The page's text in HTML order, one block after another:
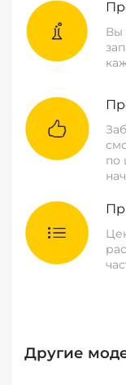
Вы
по
Другие